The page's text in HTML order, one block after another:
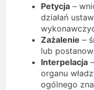
Petycja –
działań
Zażalenie –
lub
Interpelacja
organu
ogólnego